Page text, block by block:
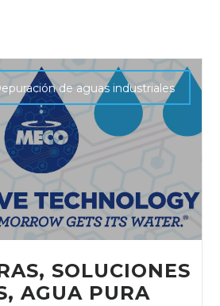
de aguas industriales
SOLUCIONES
AGUA PURA